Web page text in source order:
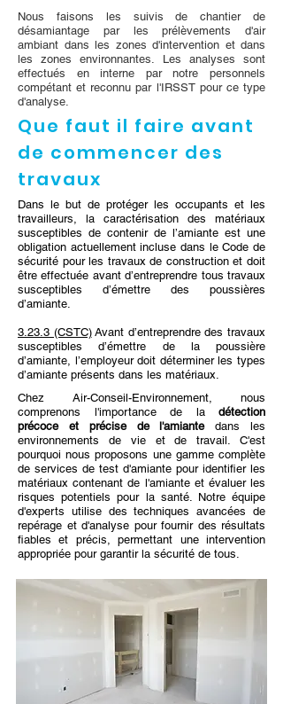
Nous faisons les suivis de chantier de
désamiantage par les prélèvements d'air
ambiant dans les zones d'intervention et dans
les zones environnantes. Les analyses sont
effectués en interne par notre personnels
compétant et reconnu par l'IRSST pour ce type
d'analyse.
Que faut il faire avant
de commencer des
travaux
Dans le but de protéger les occupants et les
travailleurs, la caractérisation des matériaux
susceptibles de contenir de l’amiante est une
obligation actuellement incluse dans le Code de
sécurité pour les travaux de construction et doit
être effectuée avant d’entreprendre tous travaux
susceptibles d’émettre des poussières
d’amiante.
3.23.3 (CSTC)Avant d’entreprendre des travaux
susceptibles d’émettre de la poussière
d’amiante, l’employeur doit déterminer les types
d’amiante présents dans les matériaux.
Chez Air-Conseil-Environnement, nous
comprenons l'importance de la détection
précoce et précise de l'amiantedans les
environnements de vie et de travail. C'est
pourquoi nous proposons une gamme complète
de services de test d'amiante pour identifier les
matériaux contenant de l'amiante et évaluer les
risques potentiels pour la santé. Notre équipe
d'experts utilise des techniques avancées de
repérage et d'analyse pour fournir des résultats
fiables et précis, permettant une intervention
appropriée pour garantir la sécurité de tous.